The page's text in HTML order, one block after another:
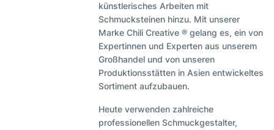
künstlerisches Arbeiten mit
Schmucksteinen hinzu. Mit unserer
Marke Chili Creative ® gelang es, ein von
Expertinnen und Experten aus unserem
Großhandel und von unseren
Produktionsstätten in Asien entwickeltes
Sortiment aufzubauen.
Heute verwenden zahlreiche
professionellen Schmuckgestalter,